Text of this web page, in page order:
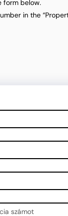
form below.
in the